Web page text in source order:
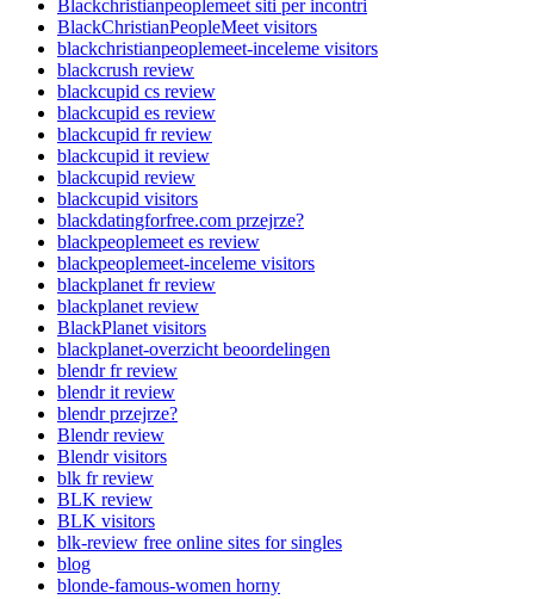
Blackchristianpeoplemeet siti per incontri
BlackChristianPeopleMeet visitors
blackchristianpeoplemeet-inceleme visitors
blackcrush review
blackcupid cs review
blackcupid es review
blackcupid fr review
blackcupid it review
blackcupid review
blackcupid visitors
blackdatingforfree.com przejrze?
blackpeoplemeet es review
blackpeoplemeet-inceleme visitors
blackplanet fr review
blackplanet review
BlackPlanet visitors
blackplanet-overzicht beoordelingen
blendr fr review
blendr it review
blendr przejrze?
Blendr review
Blendr visitors
blk fr review
BLK review
BLK visitors
blk-review free online sites for singles
blog
blonde-famous-women horny